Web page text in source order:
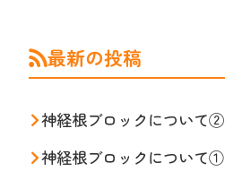
最新の投稿
神経根ブロックについて②
神経根ブロックについて①